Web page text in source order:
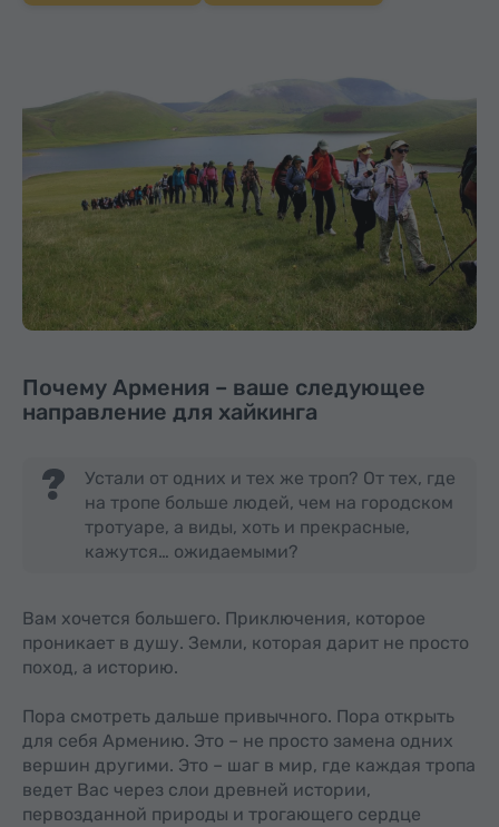
Почему Армения – ваше следующее
направление для хайкинга
Устали от одних и тех же троп? От тех, где
на тропе больше людей, чем на городском
тротуаре, а виды, хоть и прекрасные,
кажутся… ожидаемыми?
Вам хочется большего. Приключения, которое
проникает в душу. Земли, которая дарит не просто
поход, а историю.
Пора смотреть дальше привычного. Пора открыть
для себя Армению. Это – не просто замена одних
вершин другими. Это – шаг в мир, где каждая тропа
ведет Вас через слои древней истории,
первозданной природы и трогающего сердце